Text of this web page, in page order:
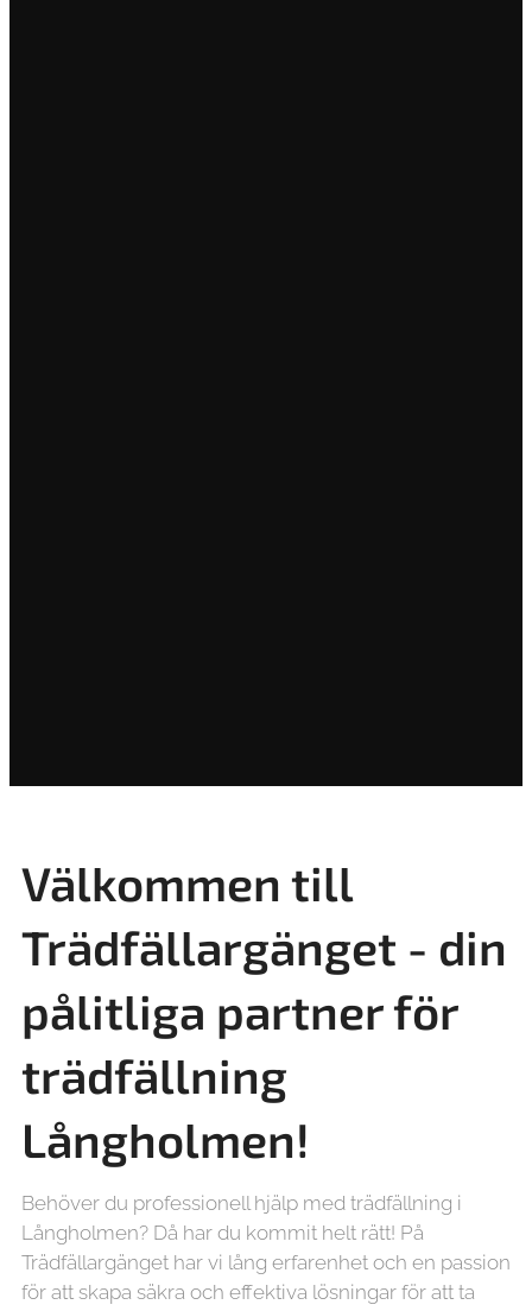
Välkommen till
Trädfällargänget - din
pålitliga partner för
trädfällning
Långholmen!
Behöver du professionell hjälp med trädfällning i
Långholmen? Då har du kommit helt rätt! På
Trädfällargänget har vi lång erfarenhet och en passion
för att skapa säkra och effektiva lösningar för att ta